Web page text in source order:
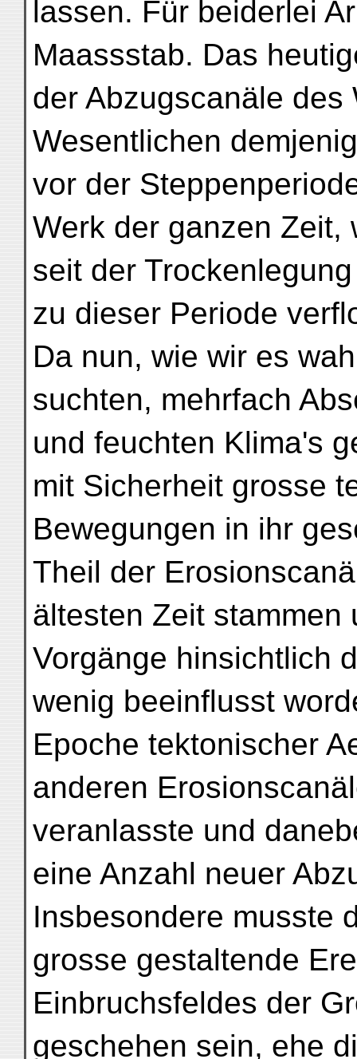
lassen. Für beiderlei
Maassstab. Das
der Abzugscanäle
Wesentlichen
vor der
Werk der ganzen Zeit,
seit der
zu dieser Periode
Da nun, wie wir es
suchten, mehrfach
und feuchten Klima's
mit Sicherheit grosse
Bewegungen in ihr
Theil der
ältesten Zeit stammen
Vorgänge hinsichtlich
wenig beeinflusst
Epoche tektonischer
anderen
veranlasste und
eine Anzahl neuer
Insbesondere musste
grosse gestaltende
Einbruchsfeldes der
geschehen sein, ehe